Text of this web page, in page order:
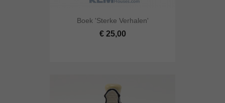
Boek 'Sterke Verhalen'
€ 25,00